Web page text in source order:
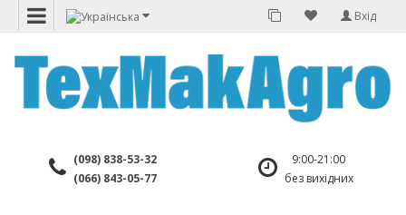
Вхід
(098) 838-53-32
(066) 843-05-77
9:00-21:00
без вихідних